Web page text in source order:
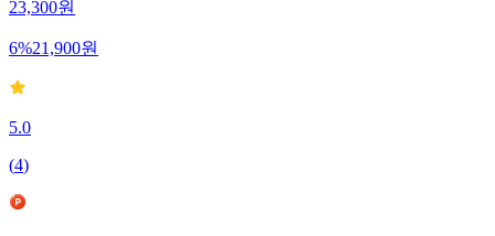
23,300원
6%21,900원
5.0
(4)